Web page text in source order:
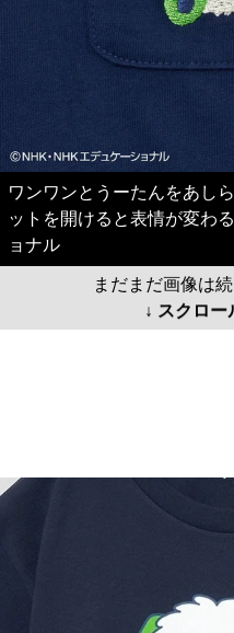
ワンワンとうーたんをあし
ットを開けると表情が変わ
ョナル
まだまだ画像は
↓ スクロー